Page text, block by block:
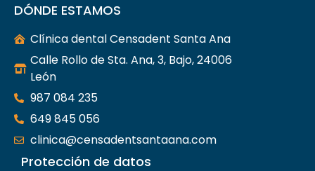
DÓNDE ESTAMOS
Clínica dental Censadent Santa Ana
Calle Rollo de Sta. Ana, 3, Bajo, 24006
León
987 084 235
649 845 056
clinica@censadentsantaana.com
Protección de datos